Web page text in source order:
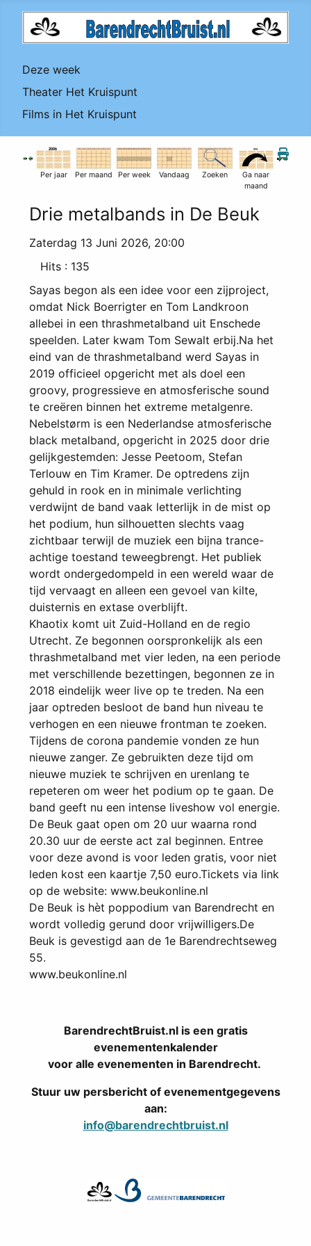
Deze week
Theater Het Kruispunt
Films in Het Kruispunt
Per jaar Per maand Per week Vandaag Zoeken
Ga naar
maand
Drie metalbands in De Beuk
Zaterdag 13 Juni 2026, 20:00
Hits : 135
Sayas begon als een idee voor een zijproject,
omdat Nick Boerrigter en Tom Landkroon
allebei in een thrashmetalband uit Enschede
speelden. Later kwam Tom Sewalt erbij.Na het
eind van de thrashmetalband werd Sayas in
2019 officieel opgericht met als doel een
groovy, progressieve en atmosferische sound
te creëren binnen het extreme metalgenre.
Nebelstørm is een Nederlandse atmosferische
black metalband, opgericht in 2025 door drie
gelijkgestemden: Jesse Peetoom, Stefan
Terlouw en Tim Kramer. De optredens zijn
gehuld in rook en in minimale verlichting
verdwijnt de band vaak letterlijk in de mist op
het podium, hun silhouetten slechts vaag
zichtbaar terwijl de muziek een bijna trance-
achtige toestand teweegbrengt. Het publiek
wordt ondergedompeld in een wereld waar de
tijd vervaagt en alleen een gevoel van kilte,
duisternis en extase overblijft.
Khaotix komt uit Zuid-Holland en de regio
Utrecht. Ze begonnen oorspronkelijk als een
thrashmetalband met vier leden, na een periode
met verschillende bezettingen, begonnen ze in
2018 eindelijk weer live op te treden. Na een
jaar optreden besloot de band hun niveau te
verhogen en een nieuwe frontman te zoeken.
Tijdens de corona pandemie vonden ze hun
nieuwe zanger. Ze gebruikten deze tijd om
nieuwe muziek te schrijven en urenlang te
repeteren om weer het podium op te gaan. De
band geeft nu een intense liveshow vol energie.
De Beuk gaat open om 20 uur waarna rond
20.30 uur de eerste act zal beginnen. Entree
voor deze avond is voor leden gratis, voor niet
leden kost een kaartje 7,50 euro.Tickets via link
op de website: www.beukonline.nl
De Beuk is hèt poppodium van Barendrecht en
wordt volledig gerund door vrijwilligers.De
Beuk is gevestigd aan de 1e Barendrechtseweg
55.
www.beukonline.nl
BarendrechtBruist.nl is een gratis
evenementenkalender
voor alle evenementen in Barendrecht.
Stuur uw persbericht of evenementgegevens
aan:
info@barendrechtbruist.nl